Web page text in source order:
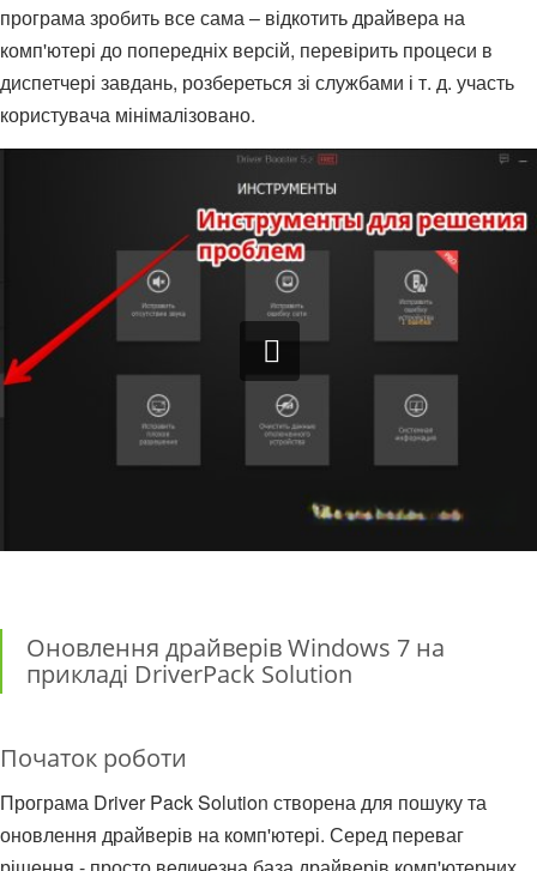
програма зробить все сама – відкотить драйвера на
комп'ютері до попередніх версій, перевірить процеси в
диспетчері завдань, розбереться зі службами і т. д. участь
користувача мінімалізовано.
Оновлення драйверів Windows 7 на
прикладі DriverPack Solution
Початок роботи
Програма Driver Pack Solution створена для пошуку та
оновлення драйверів на комп'ютері. Серед переваг